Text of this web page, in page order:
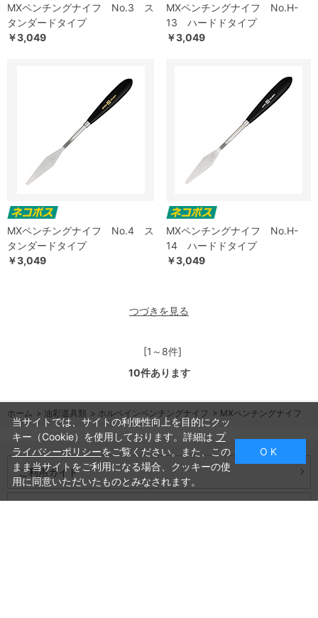
MXペンチングナイフ No.3 ス
タンダードタイプ
￥3,049
MXペンチングナイフ No.H-
13 ハードドタイプ
￥3,049
MXペンチングナイフ No.4 ス
タンダードタイプ
￥3,049
MXペンチングナイフ No.H-
14 ハードドタイプ
￥3,049
つづきを見る
[1～8件]
10件あります
ホーム > 油彩道具類 > ホルベインペンチングナイフ > MXペンチングナイフ
ご利用ガイド
当サイトでは、サイトの利便性向上を目的にクッ
キー（Cookie）を使用しております。詳細は プ
ライバシーポリシーをご覧ください。また、この
まま当サイトをご利用になる場合、クッキーの使
用に同意いただいたものとみなされます。
O K